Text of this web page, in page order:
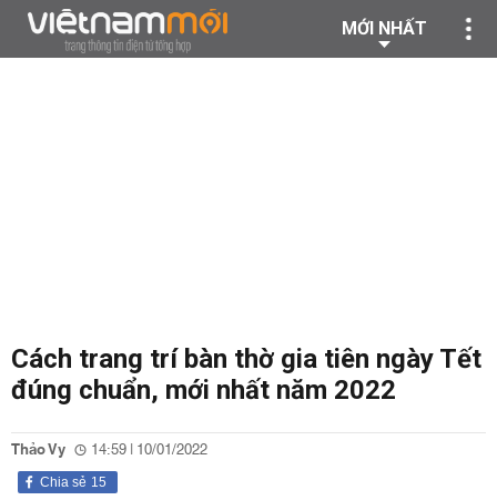
MỚI NHẤT
Cách trang trí bàn thờ gia tiên ngày Tết
đúng chuẩn, mới nhất năm 2022
Thảo Vy 14:59 | 10/01/2022
15
Chia sẻ